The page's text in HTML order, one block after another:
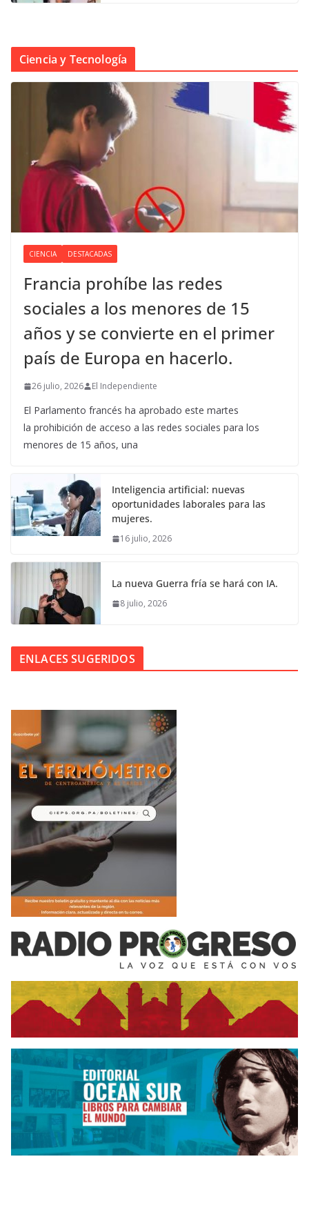
Ciencia y Tecnología
CIENCIA DESTACADAS
Francia prohíbe las redes
sociales a los menores de 15
años y se convierte en el primer
país de Europa en hacerlo.
26 julio, 2026 El Independiente
El Parlamento francés ha aprobado este martes
la prohibición de acceso a las redes sociales para los
menores de 15 años, una
Inteligencia artificial: nuevas
oportunidades laborales para las
mujeres.
16 julio, 2026
La nueva Guerra fría se hará con IA.
8 julio, 2026
ENLACES SUGERIDOS